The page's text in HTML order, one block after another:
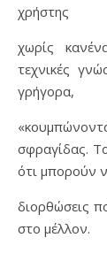
χρήστης
χωρίς
τεχνικές
γρήγορα,
σφραγίδας.
ότι μπορούν
διορθώσεις
στο μέλλον.